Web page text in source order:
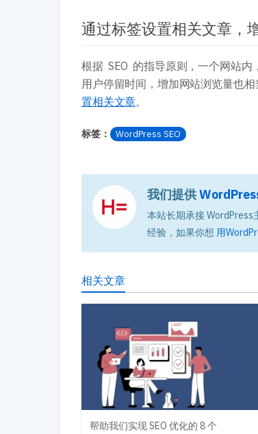
通过标签设置相关文章，
根据 SEO 的指导原则，一个网站内
用户停留时间，增加网站浏览量也
置相关文章。
标签： WordPress SEO
我们提供
本站长期承接 WordPress
经验，如果你想 用
相关文章
帮助我们实现 SEO 优化的 8 个